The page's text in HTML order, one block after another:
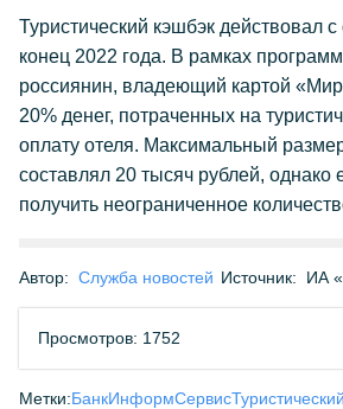
Туристический кэшбэк действовал
конец 2022 года. В рамках
россиянин, владеющий картой
20% денег, потраченных на
оплату отеля. Максимальный
составлял 20 тысяч рублей,
получить неограниченное
Автор: Служба новостей Источник: ИА
Просмотров: 1752
Метки:БанкИнформСервис